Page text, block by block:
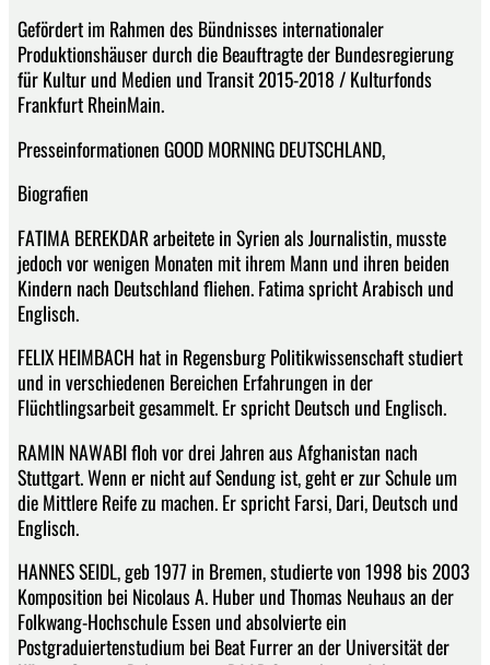
Gefördert im Rahmen des Bündnisses internationaler
Produktionshäuser durch die Beauftragte der Bundesregierung
für Kultur und Medien und Transit 2015-2018 / Kulturfonds
Frankfurt RheinMain.
Presseinformationen GOOD MORNING DEUTSCHLAND,
Biografien
FATIMA BEREKDAR arbeitete in Syrien als Journalistin, musste
jedoch vor wenigen Monaten mit ihrem Mann und ihren beiden
Kindern nach Deutschland fliehen. Fatima spricht Arabisch und
Englisch.
FELIX HEIMBACH hat in Regensburg Politikwissenschaft studiert
und in verschiedenen Bereichen Erfahrungen in der
Flüchtlingsarbeit gesammelt. Er spricht Deutsch und Englisch.
RAMIN NAWABI floh vor drei Jahren aus Afghanistan nach
Stuttgart. Wenn er nicht auf Sendung ist, geht er zur Schule um
die Mittlere Reife zu machen. Er spricht Farsi, Dari, Deutsch und
Englisch.
HANNES SEIDL, geb 1977 in Bremen, studierte von 1998 bis 2003
Komposition bei Nicolaus A. Huber und Thomas Neuhaus an der
Folkwang-Hochschule Essen und absolvierte ein
Postgraduiertenstudium bei Beat Furrer an der Universität der